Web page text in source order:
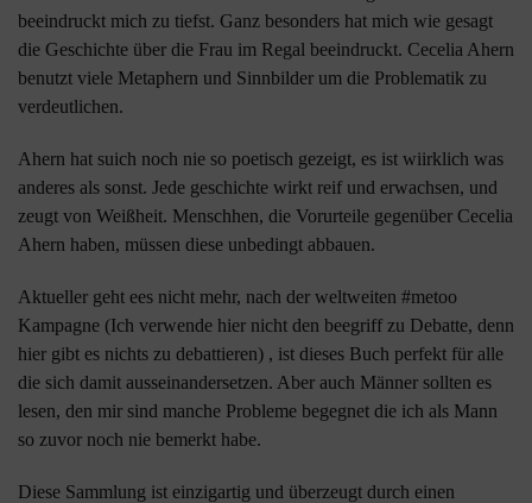
beeindruckt mich zu tiefst. Ganz besonders hat mich wie gesagt
die Geschichte über die Frau im Regal beeindruckt. Cecelia Ahern
benutzt viele Metaphern und Sinnbilder um die Problematik zu
verdeutlichen.
Ahern hat suich noch nie so poetisch gezeigt, es ist wiirklich was
anderes als sonst. Jede geschichte wirkt reif und erwachsen, und
zeugt von Weißheit. Menschhen, die Vorurteile gegenüber Cecelia
Ahern haben, müssen diese unbedingt abbauen.
Aktueller geht ees nicht mehr, nach der weltweiten #metoo
Kampagne (Ich verwende hier nicht den beegriff zu Debatte, denn
hier gibt es nichts zu debattieren) , ist dieses Buch perfekt für alle
die sich damit ausseinandersetzen. Aber auch Männer sollten es
lesen, den mir sind manche Probleme begegnet die ich als Mann
so zuvor noch nie bemerkt habe.
Diese Sammlung ist einzigartig und überzeugt durch einen